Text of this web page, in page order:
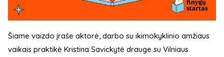
Šiame vaizdo įraše aktorė, darbo su ikimokyklinio amžiaus
vaikais praktikė Kristina Savickytė drauge su Vilniaus